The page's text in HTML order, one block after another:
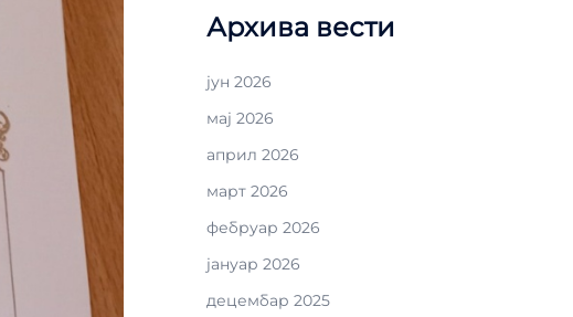
Архива вести
јун 2026
мај 2026
април 2026
март 2026
фебруар 2026
јануар 2026
децембар 2025